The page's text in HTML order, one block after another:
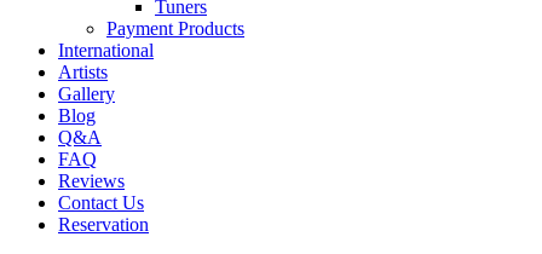
Tuners
Payment Products
International
Artists
Gallery
Blog
Q&A
FAQ
Reviews
Contact Us
Reservation